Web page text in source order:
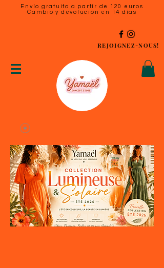
Envío gratuito a partir de 120 euros
Cambio y devolución en 14 días
REJOIGNEZ-NOUS!